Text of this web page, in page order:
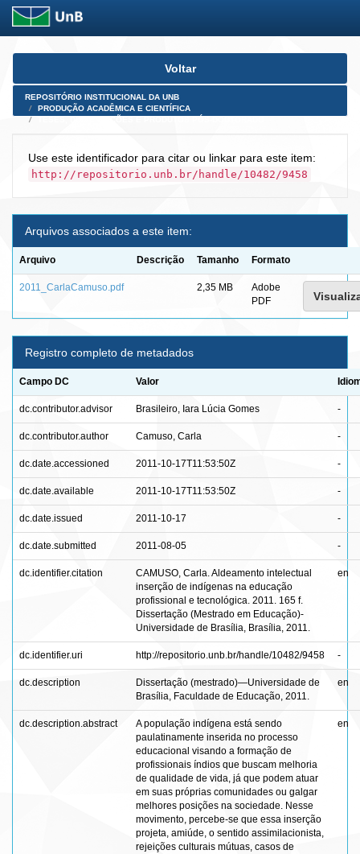
Skip
Voltar
REPOSITÓRIO INSTITUCIONAL DA UNB
PRODUÇÃO ACADÊMICA E CIENTÍFICA
Use este identificador para citar ou linkar para este item:
http://repositorio.unb.br/handle/10482/9458
Arquivos associados a este item:
Arquivo Descrição Tamanho Formato
2011_CarlaCamuso.pdf 2,35 MB
Adobe
PDF
Registro completo de metadados
Campo DC Valor
dc.contributor.advisor Brasileiro, Iara Lúcia Gomes -
dc.contributor.author Camuso, Carla -
dc.date.accessioned 2011-10-17T11:53:50Z -
dc.date.available 2011-10-17T11:53:50Z -
dc.date.issued 2011-10-17 -
dc.date.submitted 2011-08-05 -
dc.identifier.citation
CAMUSO, Carla. Aldeamento intelectual
inserção de indígenas na educação
profissional e tecnológica. 2011. 165 f.
Dissertação (Mestrado em Educação)-
Universidade de Brasília, Brasília, 2011.
en
dc.identifier.uri http://repositorio.unb.br/handle/10482/9458 -
dc.description
Dissertação (mestrado)—Universidade de
Brasília, Faculdade de Educação, 2011.
en
dc.description.abstract
A população indígena está sendo
paulatinamente inserida no processo
educacional visando a formação de
profissionais índios que buscam melhoria
de qualidade de vida, já que podem atuar
em suas próprias comunidades ou galgar
melhores posições na sociedade. Nesse
movimento, percebe-se que essa inserção
projeta, amiúde, o sentido assimilacionista,
rejeições culturais mútuas, casos de
en